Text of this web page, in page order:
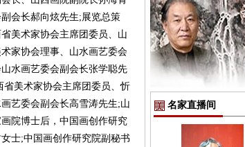
会长郝向炫先生;展览总策
美术家协会主席团委员、山
家协会理事、山水画艺委会
水画艺委会副会长张学聪先
美术家协会主席团委员、忻
艺委会副会长高雪涛先生;山
院博士后，中国画创作研究
士;中国画创作研究院副秘书
名家直播间